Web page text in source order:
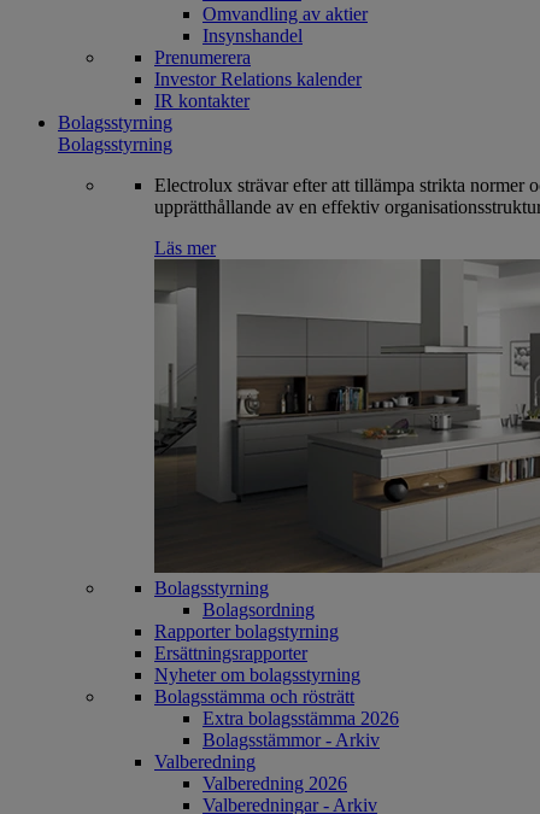
Omvandling av aktier
Insynshandel
Prenumerera
Investor Relations kalender
IR kontakter
Bolagsstyrning
Bolagsstyrning
Electrolux strävar efter att tillämpa strikta normer
upprätthållande av en effektiv
Läs mer
Bolagsstyrning
Bolagsordning
Rapporter bolagstyrning
Ersättningsrapporter
Nyheter om bolagsstyrning
Bolagsstämma och rösträtt
Extra bolagsstämma 2026
Bolagsstämmor - Arkiv
Valberedning
Valberedning 2026
Valberedningar - Arkiv